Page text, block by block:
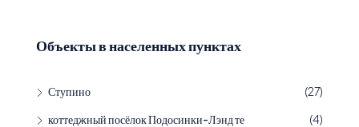
Объекты в населенных пунктах
Ступино
(27)
коттеджный посёлок Подосинки-Лэнд те
(4)